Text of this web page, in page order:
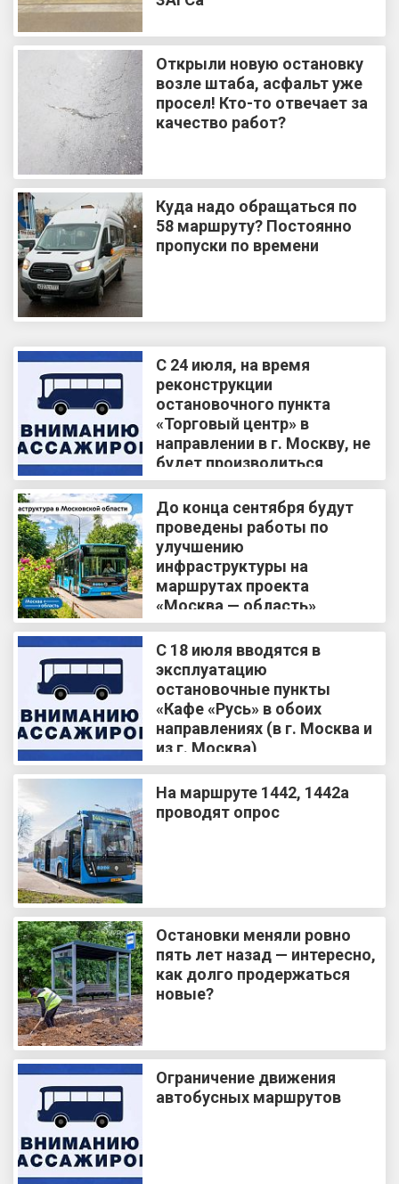
Открыли новую остановку
возле штаба, асфальт уже
просел! Кто-то отвечает за
качество работ?
Куда надо обращаться по
58 маршруту? Постоянно
пропуски по времени
С 24 июля, на время
реконструкции
остановочного пункта
«Торговый центр» в
направлении в г. Москву, не
будет производиться
посадка и высадка
пассажиров
До конца сентября будут
проведены работы по
улучшению
инфраструктуры на
маршрутах проекта
«Москва — область»
С 18 июля вводятся в
эксплуатацию
остановочные пункты
«Кафе «Русь» в обоих
направлениях (в г. Москва и
из г. Москва)
На маршруте 1442, 1442а
проводят опрос
Остановки меняли ровно
пять лет назад — интересно,
как долго продержаться
новые?
Ограничение движения
автобусных маршрутов